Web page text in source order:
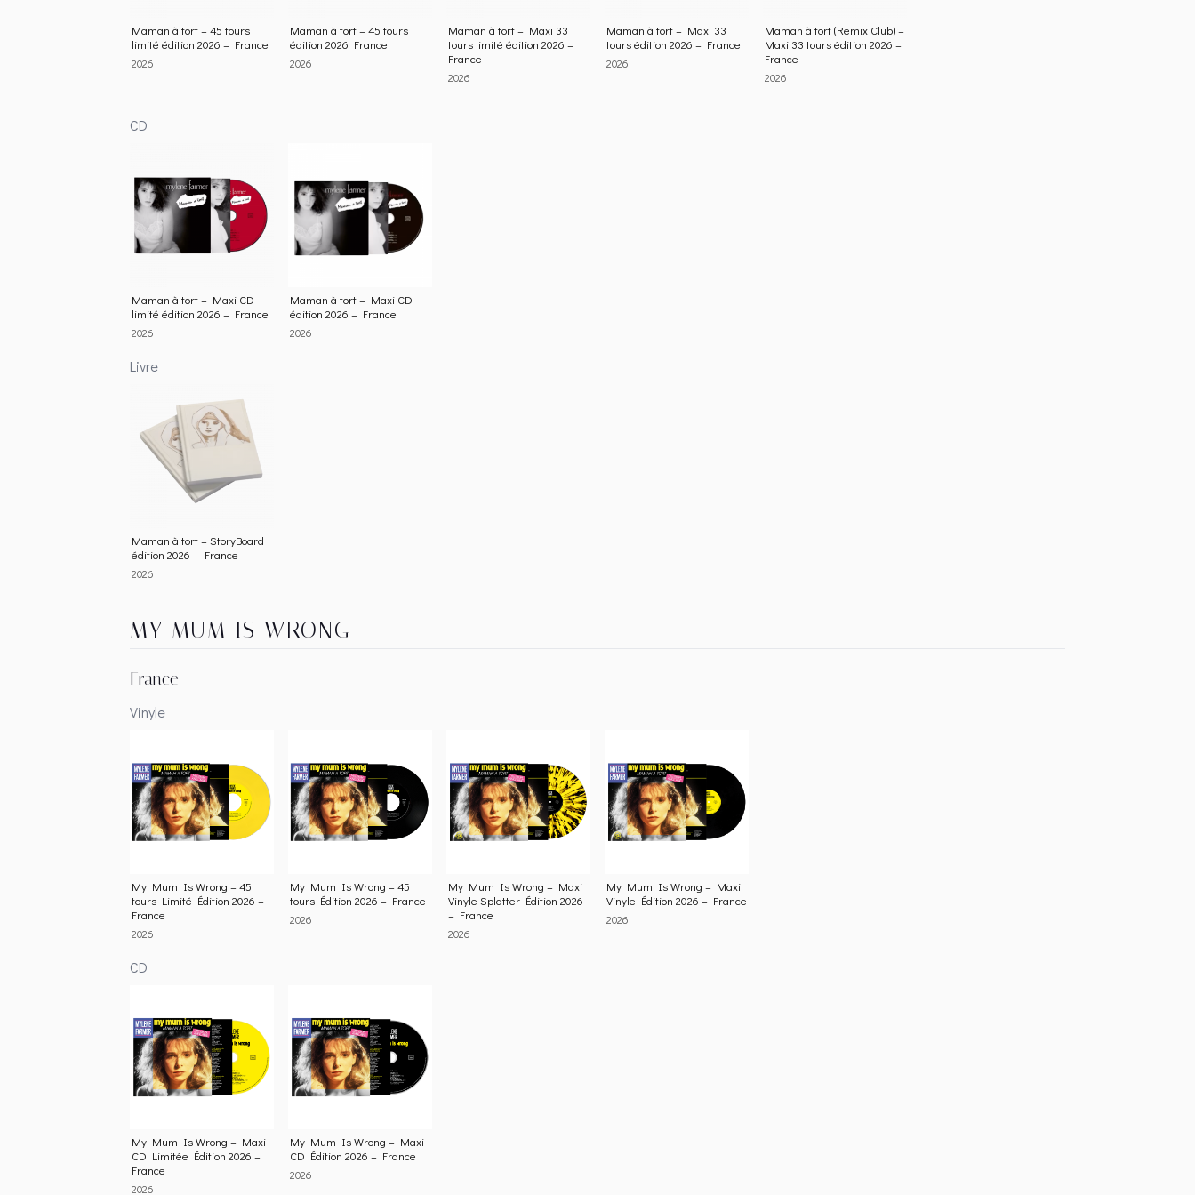
Maman à tort – 45 tours
limité édition 2026 – France
2026
Maman à tort – 45 tours
édition 2026 France
2026
Maman à tort – Maxi 33
tours limité édition 2026 –
France
2026
Maman à tort – Maxi 33
tours édition 2026 – France
2026
Maman à tort (Remix Club) –
Maxi 33 tours édition 2026 –
France
2026
CD
Maman à tort – Maxi CD
limité édition 2026 – France
2026
Maman à tort – Maxi CD
édition 2026 – France
2026
Livre
Maman à tort – StoryBoard
édition 2026 – France
2026
MY MUM IS WRONG
France
Vinyle
My Mum Is Wrong – 45
tours Limité Édition 2026 –
France
2026
My Mum Is Wrong – 45
tours Édition 2026 – France
2026
My Mum Is Wrong – Maxi
Vinyle Splatter Édition 2026
– France
2026
My Mum Is Wrong – Maxi
Vinyle Édition 2026 – France
2026
CD
My Mum Is Wrong – Maxi
CD Limitée Édition 2026 –
France
2026
My Mum Is Wrong – Maxi
CD Édition 2026 – France
2026